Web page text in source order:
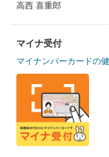
高西 喜重郎
マイナ受付
マイナンバーカードの